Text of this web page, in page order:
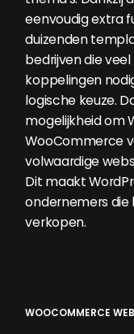
eenvoudig extra
duizenden
bedrijven die
koppelingen
logische keuze.
mogelijkheid om
WooCommerce
volwaardige
Dit maakt
ondernemers die
verkopen.
WOOCOMMERCE